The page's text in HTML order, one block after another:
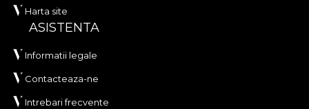
Harta site
ASISTENTA
Informatii legale
Contacteaza-ne
Intrebari frecvente